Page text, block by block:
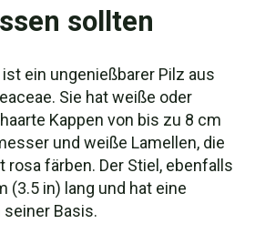
sollten
ein ungenießbarer Pilz aus
Sie hat weiße oder
Kappen von bis zu 8 cm
und weiße Lamellen, die
rosa färben. Der Stiel, ebenfalls
(3.5 in) lang und hat eine
seiner Basis.